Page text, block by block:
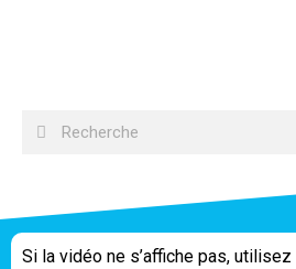
Si la vidéo ne s’affiche pas,